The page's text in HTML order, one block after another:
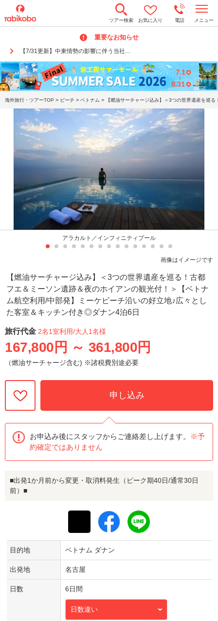
ツアー検索 お気に入り 電話 メニュー
重要なお知らせ
【7/31更新】中東情勢の影響に伴う当社…
o
n
a
v
i
g
a
t
i
海外旅行・ツアーTOP > ビーチ > ベトナム > 【燃油サーチャージ込み】＜3つの世界遺産を巡
アラカルト／インフィニティプール
画像はイメージです
【燃油サーチャージ込み】＜3つの世界遺産を巡る！古都
フエ＆ミーソン遺跡＆夜のホイアンの観光付！＞【ベトナ
ム航空利用/中部発】ミーケビーチ沿いの好立地♪広々とし
た客室＆キッチン付き◎ダナン4泊6日
旅行代金 2名1室利用/大人1名様
167,800円 ～ 361,800円
（燃油サーチャージ含む) ※諸税費別途必要
申し込み
お申込み後にスタッフからご連絡差し上げます。
※予
約確定ではありません
■出発1か月前から変更・取消料発生（ピーク期40日/通常30日
前）■
目的地 ベトナム ダナン
出発地 名古屋
日数 6日間
日数違い